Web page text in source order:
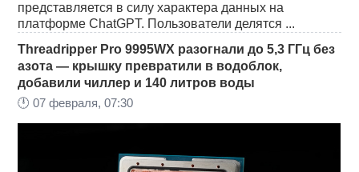
представляется в силу характера данных на
платформе ChatGPT. Пользователи делятся ...
Threadripper Pro 9995WX разогнали до 5,3 ГГц без
азота — крышку превратили в водоблок,
добавили чиллер и 140 литров воды
🕛07 февраля, 07:30